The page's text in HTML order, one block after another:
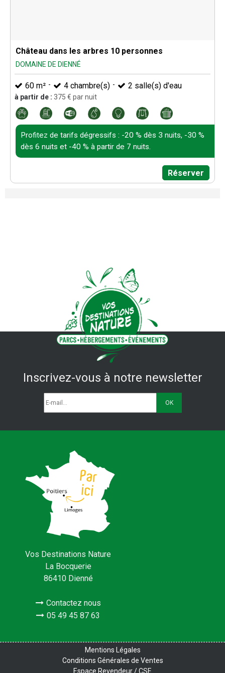
Château dans les arbres 10 personnes
DOMAINE DE DIENNÉ
à partir de : 375 € par nuit
60 m² 4 chambre(s) 2 salle(s) d'eau
Profitez de tarifs dégressifs : -20 % dès 3 nuits, -30 %
dès 6 nuits et -40 % à partir de 7 nuits.
Réserver
Inscrivez-vous à notre newsletter
Vos Destinations Nature
La Bocquerie
86410 Dienné
Contactez nous
05 49 45 87 63
Mentions Légales
Conditions Générales de Ventes
Espace Revendeur / CSE